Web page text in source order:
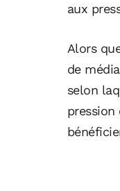
aux
Alors
de
selon